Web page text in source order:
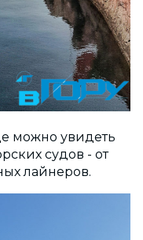
можно увидеть
судов - от
лайнеров.